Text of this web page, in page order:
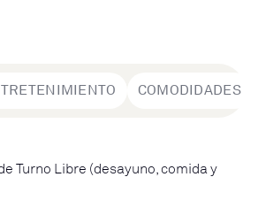
COMODIDADES
Turno Libre (desayuno, comida y